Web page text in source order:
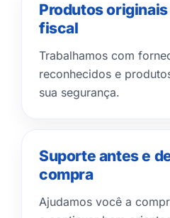
Produtos
fiscal
Trabalhamos com
reconhecidos e
sua segurança.
Suporte antes e
compra
Ajudamos você a